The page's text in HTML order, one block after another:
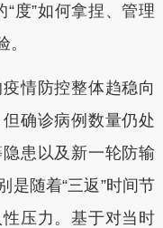
度”如何拿捏、管理
情防控整体趋稳向
确诊病例数量仍处
患以及新一轮防输
是随着“三返”时间节
压力。基于对当时